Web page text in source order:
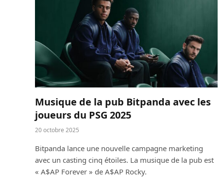
Musique de la pub Bitpanda avec les
joueurs du PSG 2025
20 octobre 2025
Bitpanda lance une nouvelle campagne marketing
avec un casting cinq étoiles. La musique de la pub est
« A$AP Forever » de A$AP Rocky.